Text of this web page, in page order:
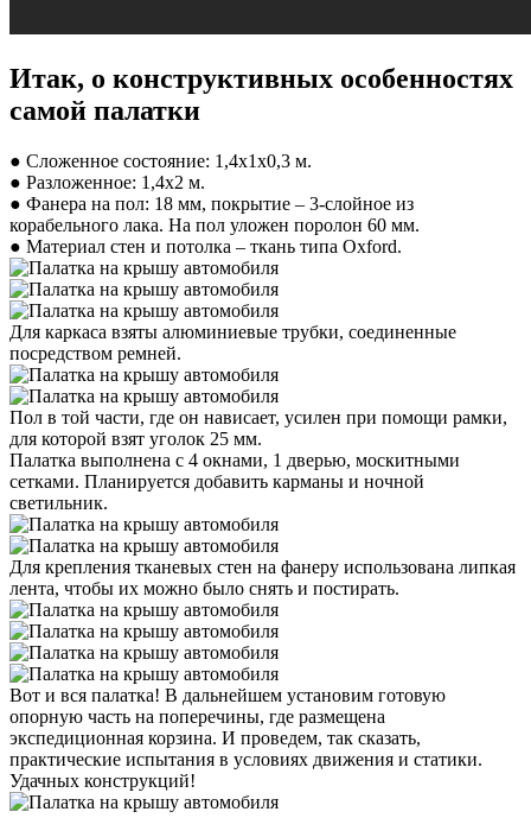
Итак, о конструктивных особенностях
самой палатки
● Сложенное состояние: 1,4х1х0,3 м.
● Разложенное: 1,4х2 м.
● Фанера на пол: 18 мм, покрытие – 3-слойное из
корабельного лака. На пол уложен поролон 60 мм.
● Материал стен и потолка – ткань типа Oxford.
Для каркаса взяты алюминиевые трубки, соединенные
посредством ремней.
Пол в той части, где он нависает, усилен при помощи рамки,
для которой взят уголок 25 мм.
Палатка выполнена с 4 окнами, 1 дверью, москитными
сетками. Планируется добавить карманы и ночной
светильник.
Для крепления тканевых стен на фанеру использована липкая
лента, чтобы их можно было снять и постирать.
Вот и вся палатка! В дальнейшем установим готовую
опорную часть на поперечины, где размещена
экспедиционная корзина. И проведем, так сказать,
практические испытания в условиях движения и статики.
Удачных конструкций!